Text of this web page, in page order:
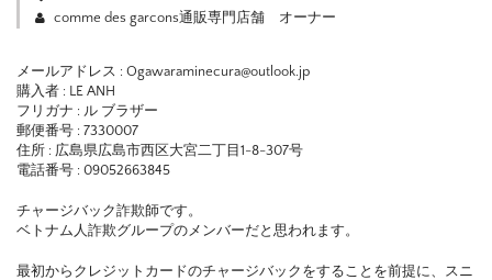
comme des garcons通販専門店舗 オーナー
メールアドレス : Ogawaraminecura@outlook.jp
購入者 : LE ANH
フリガナ : ル ブラザー
郵便番号 : 7330007
住所 : 広島県広島市西区大宮二丁目1-8-307号
電話番号 : 09052663845
チャージバック詐欺師です。
ベトナム人詐欺グループのメンバーだと思われます。
最初からクレジットカードのチャージバックをすることを前提に、スニ